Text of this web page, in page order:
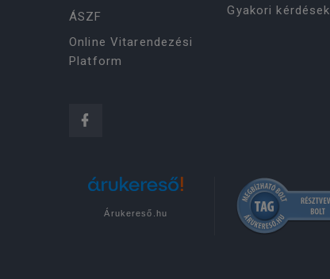
ÁSZF
Online Vitarendezési
Platform
Gyakori kérdések
Árukereső.hu